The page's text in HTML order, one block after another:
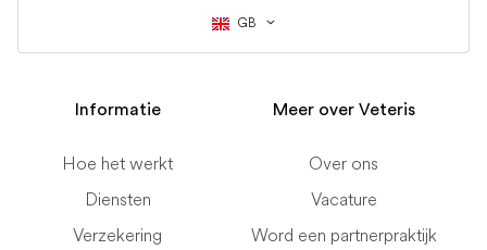
GB
Informatie
Hoe het werkt
Diensten
Verzekering
Meer over Veteris
Over ons
Vacature
Word een partnerpraktijk